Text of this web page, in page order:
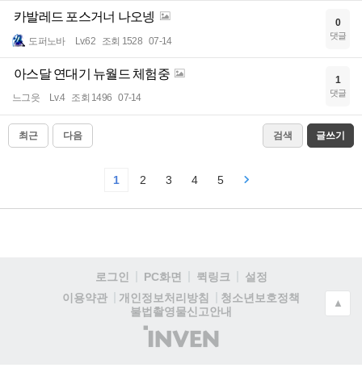
카발레드 포스거너 나오넹
도퍼노바 Lv.62 조회 1528 07-14
0
댓글
아스달 연대기 뉴월드 체험중
느그읏 Lv.4 조회 1496 07-14
1
댓글
최근 다음 검색 글쓰기
1 2 3 4 5
로그인 PC화면 퀵링크
설정
이용약관
개인정보처리방침
청소년보호정책
불법촬영물신고안내
(주)
인
▲